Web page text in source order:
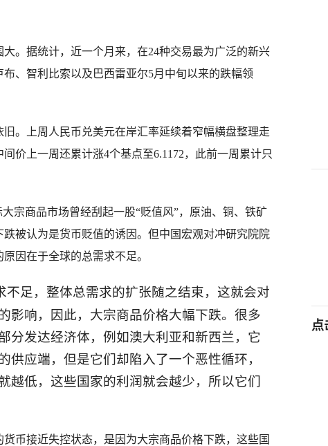
据统计，近一个月来，在24种交易最为广泛的新兴
、智利比索以及巴西雷亚尔5月中旬以来的跌幅领
上周人民币兑美元在岸汇率延续着窄幅横盘整理走
价上一周还累计涨4个基点至6.1172，此前一周累计只
商品市场曾经刮起一股“贬值风”，原油、铜、铁矿
被认为是货币贬值的诱因。但中国宏观对冲研究院院
因在于全球的总需求不足。
不足，整体总需求的扩张随之结束，这就会对
影响，因此，大宗商品价格大幅下跌。很多
分发达经济体，例如澳大利亚和新西兰，它
供应端，但是它们却陷入了一个恶性循环，
越低，这些国家的利润就会越少，所以它们
接近失控状态，是因为大宗商品价格下跌，这些国
点